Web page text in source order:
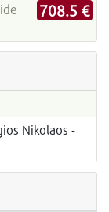
708.5 €
Nikolaos -